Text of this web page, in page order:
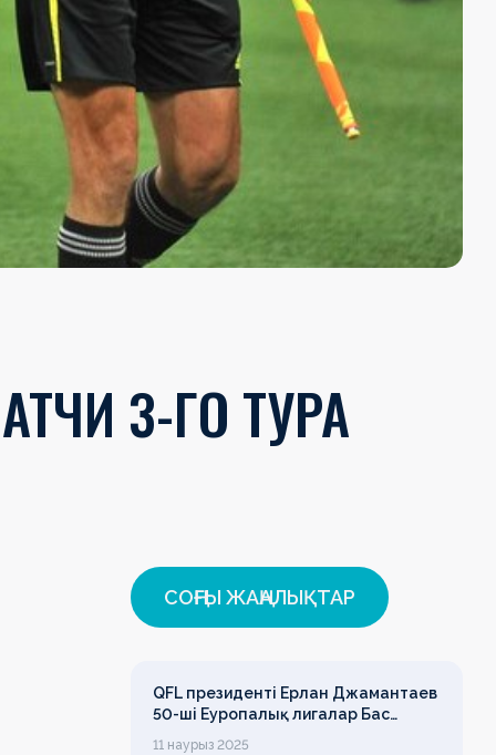
3-ГО ТУРА
СОҢҒЫ ЖАҢАЛЫҚТАР
QFL президенті Ерлан Джамантаев
50-ші Еуропалық лигалар Бас
ассамблеясына қатысты
11 наурыз 2025